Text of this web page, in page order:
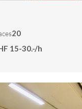
20
15-30.-/h